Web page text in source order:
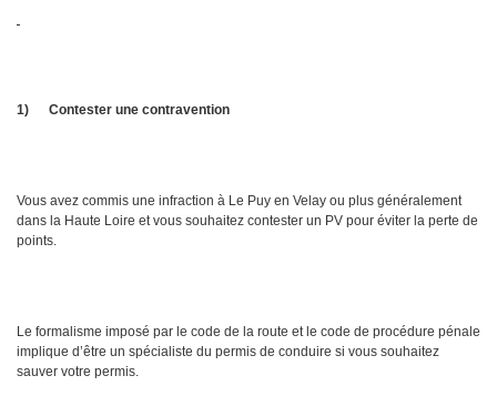
1) Contester une contravention
Vous avez commis une infraction à Le Puy en Velay ou plus généralement
dans la Haute Loire et vous souhaitez contester un PV pour éviter la perte de
points.
Le formalisme imposé par le code de la route et le code de procédure pénale
implique d’être un spécialiste du permis de conduire si vous souhaitez
sauver votre permis.